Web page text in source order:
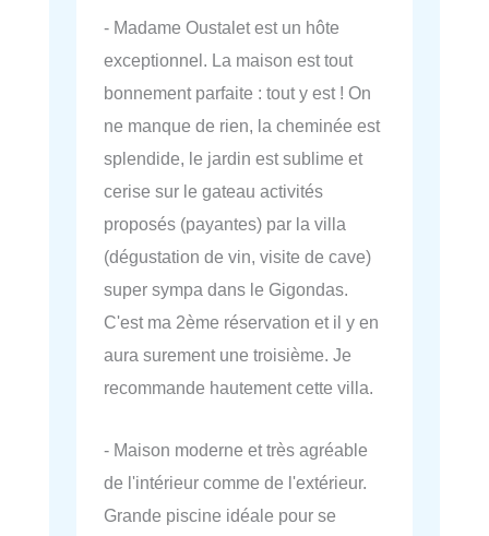
- Madame Oustalet est un hôte
exceptionnel. La maison est tout
bonnement parfaite : tout y est ! On
ne manque de rien, la cheminée est
splendide, le jardin est sublime et
cerise sur le gateau activités
proposés (payantes) par la villa
(dégustation de vin, visite de cave)
super sympa dans le Gigondas.
C'est ma 2ème réservation et il y en
aura surement une troisième. Je
recommande hautement cette villa.
- Maison moderne et très agréable
de l'intérieur comme de l'extérieur.
Grande piscine idéale pour se